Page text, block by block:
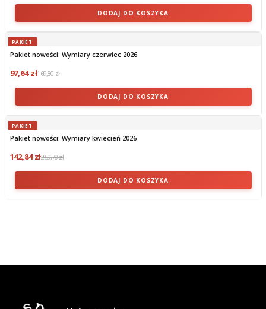
DODAJ DO KOSZYKA
PAKIET
Pakiet nowości: Wymiary czerwiec 2026
97,64 zł169,80 zł
DODAJ DO KOSZYKA
PAKIET
Pakiet nowości: Wymiary kwiecień 2026
142,84 zł259,70 zł
DODAJ DO KOSZYKA